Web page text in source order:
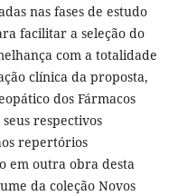
nas fases de estudo
facilitar a seleção do
com a totalidade
clínica da proposta,
dos Fármacos
respectivos
repertórios
em outra obra desta
da coleção Novos